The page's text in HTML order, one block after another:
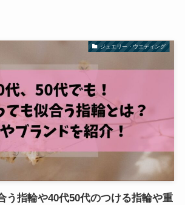
ジュエリー・ウエディング
う指輪や40代50代のつける指輪や重